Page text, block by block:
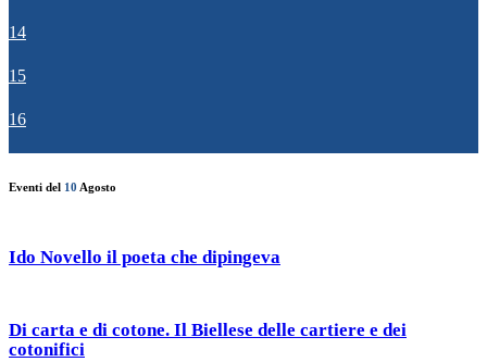
14
15
16
Eventi del 10 Agosto
Ido Novello il poeta che dipingeva
Di carta e di cotone. Il Biellese delle cartiere e dei
cotonifici